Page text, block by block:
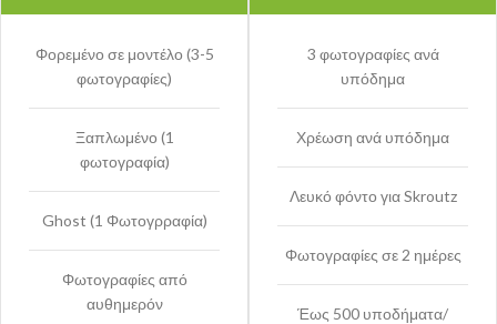
Φορεμένο σε μοντέλο (3-5
φωτογραφίες)
Ξαπλωμένο (1
φωτογραφία)
Ghost (1 Φωτογρραφία)
Φωτογραφίες από
αυθημερόν
3 φωτογραφίες ανά
υπόδημα
Χρέωση ανά υπόδημα
Λευκό φόντο για Skroutz
Φωτογραφίες σε 2 ημέρες
Έως 500 υποδήματα/